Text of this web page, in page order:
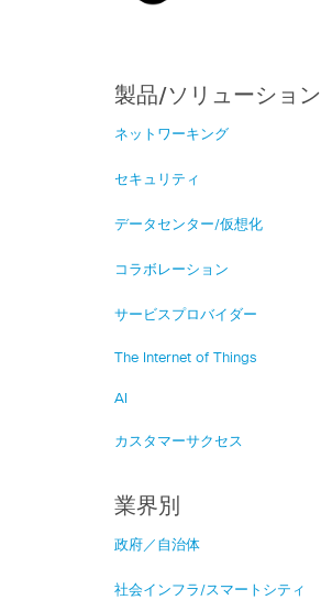
製品/ソリューション
ネットワーキング
セキュリティ
データセンター/仮想化
コラボレーション
サービスプロバイダー
The Internet of Things
AI
カスタマーサクセス
業界別
政府／自治体
社会インフラ/スマートシティ